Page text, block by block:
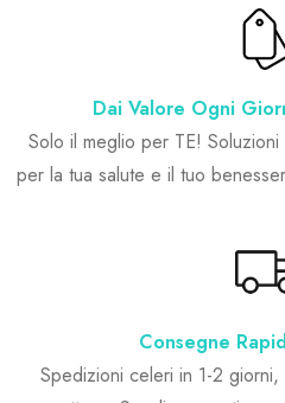
Dai Valore Ogni
Solo il meglio per TE!
per la tua salute e il tuo
Consegne
Spedizioni celeri in 1-2